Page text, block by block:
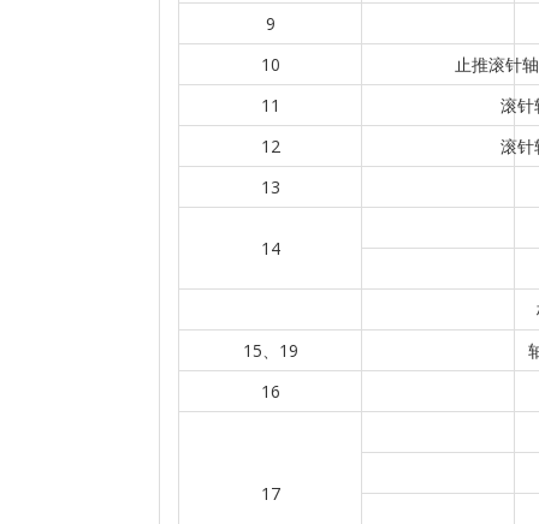
9
10
止推滚针
11
滚针
12
滚针
13
14
15、19
16
17